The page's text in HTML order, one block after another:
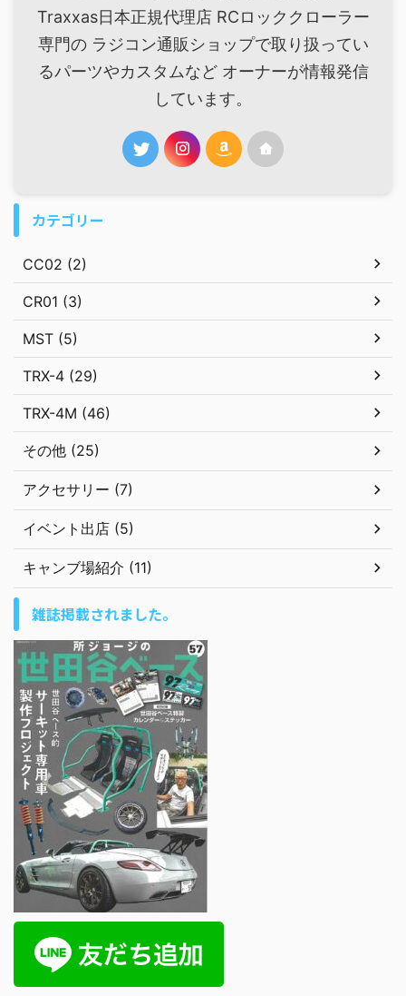
Traxxas日本正規代理店 RCロッククローラー
専門の ラジコン通販ショップで取り扱ってい
るパーツやカスタムなど オーナーが情報発信
しています。
カテゴリー
CC02 (2)
CR01 (3)
MST (5)
TRX-4 (29)
TRX-4M (46)
その他 (25)
アクセサリー (7)
イベント出店 (5)
キャンブ場紹介 (11)
雑誌掲載されました。